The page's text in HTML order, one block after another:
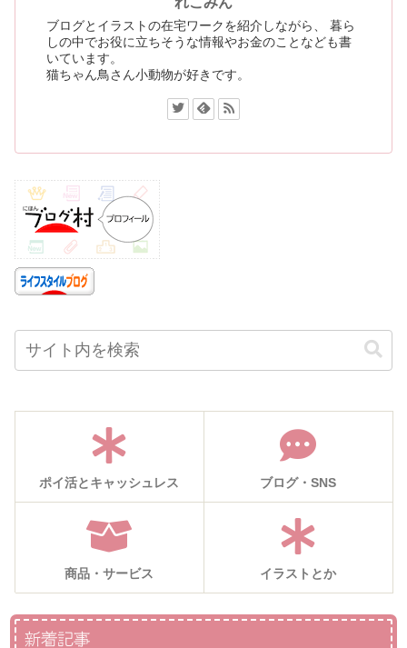
ブログとイラストの在宅ワークを紹介しながら、 暮ら
しの中でお役に立ちそうな情報やお金のことなども書
いています。
猫ちゃん鳥さん小動物が好きです。
ポイ活とキャッシュレス ブログ・SNS
商品・サービス イラストとか
新着記事